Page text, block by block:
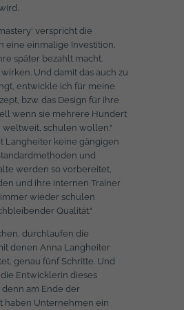
verspricht die
eine einmalige Investition,
später bezahlt macht.
wirken. Und damit das auch zu
entwickle ich für meine
bzw. das Design für ihre
wenn sie mehrere Hundert
weltweit, schulen wollen.“
Langheiter keine gängigen
und
werden so vorbereitet,
und ihre internen Trainer
wieder schulen
Qualität.“
durchlaufen die
denen Anna Langheiter
genau fünf Schritte. Und
Entwicklerin dieses
denn am Ende der
haben Unternehmen ein